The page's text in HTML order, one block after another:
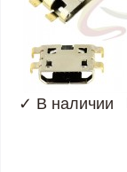
✓ В наличии